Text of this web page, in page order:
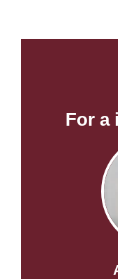
For a